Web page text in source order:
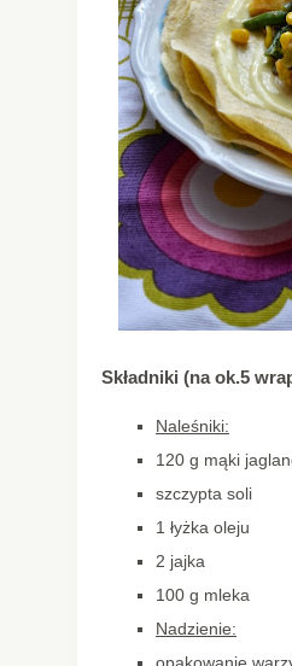
Składniki (na ok.5
Naleśniki:
120 g mąki
szczypta soli
1 łyżka oleju
2 jajka
100 g mleka
Nadzienie:
opakowanie